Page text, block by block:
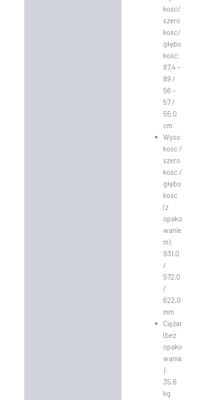
kość/
szero
kość/
głębo
kość:
87,4 –
89 /
56 –
57 /
55,0
cm
Wyso
kość /
szero
kość /
głębo
kość
(z
opako
wanie
m):
931,0
/
572,0
/
622,0
mm
Ciężar
(bez
opako
wania
):
35,6
kg